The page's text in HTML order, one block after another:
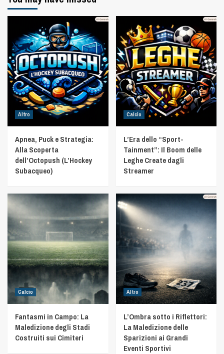
Altro
Apnea, Puck e Strategia:
Alla Scoperta
dell’Octopush (L’Hockey
Subacqueo)
Calcio
L’Era dello “Sport-
Tainment”: Il Boom delle
Leghe Create dagli
Streamer
Calcio
Fantasmi in Campo: La
Maledizione degli Stadi
Costruiti sui Cimiteri
Altro
L’Ombra sotto i Riflettori:
La Maledizione delle
Sparizioni ai Grandi
Eventi Sportivi